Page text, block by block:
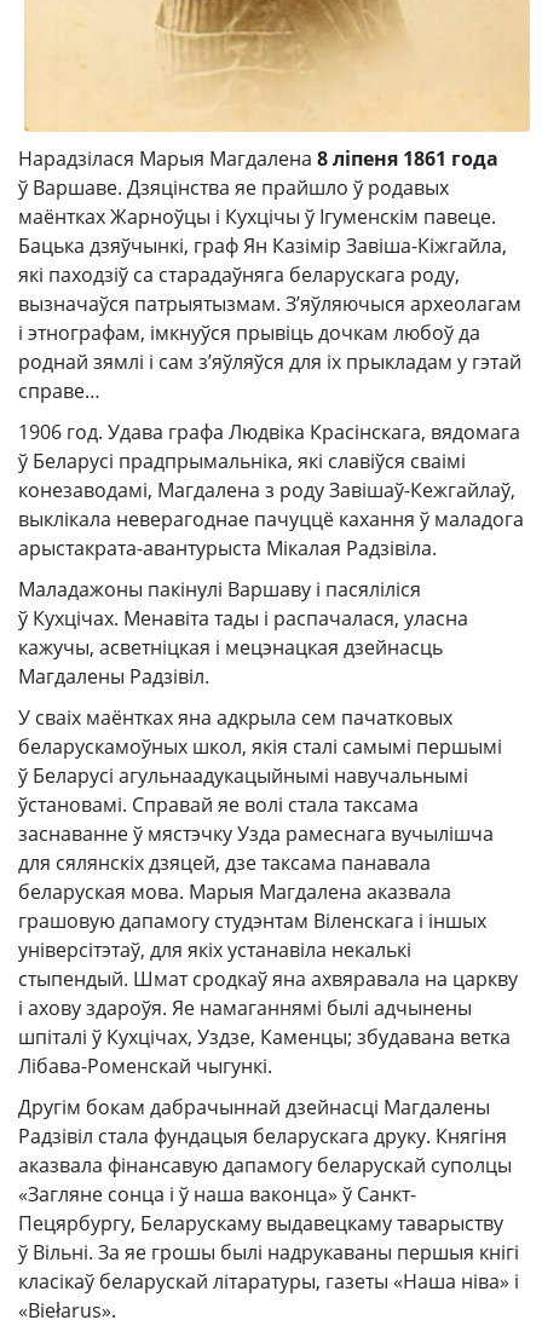
Нарадзілася Марыя Магдалена 8 ліпеня 1861 года
ў Варшаве. Дзяцінства яе прайшло ў родавых
маёнтках Жарноўцы і Кухцічы ў Ігуменскім павеце.
Бацька дзяўчынкі, граф Ян Казімір Завіша-Кіжгайла,
які паходзіў са старадаўняга беларускага роду,
вызначаўся патрыятызмам. З’яўляючыся археолагам
і этнографам, імкнуўся прывіць дочкам любоў да
роднай зямлі і сам з’яўляўся для іх прыкладам у гэтай
справе…
1906 год. Удава графа Людвіка Красінскага, вядомага
ў Беларусі прадпрымальніка, які славіўся сваімі
конезаводамі, Магдалена з роду Завішаў-Кежгайлаў,
выклікала неверагоднае пачуццё кахання ў маладога
арыстакрата-авантурыста Мікалая Радзівіла.
Маладажоны пакінулі Варшаву і пасяліліся
ў Кухцічах. Менавіта тады і распачалася, уласна
кажучы, асветніцкая і мецэнацкая дзейнасць
Магдалены Радзівіл.
У сваіх маёнтках яна адкрыла сем пачатковых
беларускамоўных школ, якія сталі самымі першымі
ў Беларусі агульнаадукацыйнымі навучальнымі
ўстановамі. Справай яе волі стала таксама
заснаванне ў мястэчку Узда рамеснага вучылішча
для сялянскіх дзяцей, дзе таксама панавала
беларуская мова. Марыя Магдалена аказвала
грашовую дапамогу студэнтам Віленскага і іншых
універсітэтаў, для якіх устанавіла некалькі
стыпендый. Шмат сродкаў яна ахвяравала на царкву
і ахову здароўя. Яе намаганнямі былі адчынены
шпіталі ў Кухцічах, Уздзе, Каменцы; збудавана ветка
Лібава-Роменскай чыгункі.
Другім бокам дабрачыннай дзейнасці Магдалены
Радзівіл стала фундацыя беларускага друку. Княгіня
аказвала фінансавую дапамогу беларускай суполцы
«Загляне сонца і ў наша ваконца» ў Санкт-
Пецярбургу, Беларускаму выдавецкаму таварыству
ў Вільні. За яе грошы былі надрукаваны першыя кнігі
класікаў беларускай літаратуры, газеты «Наша ніва» і
«Biełarus».